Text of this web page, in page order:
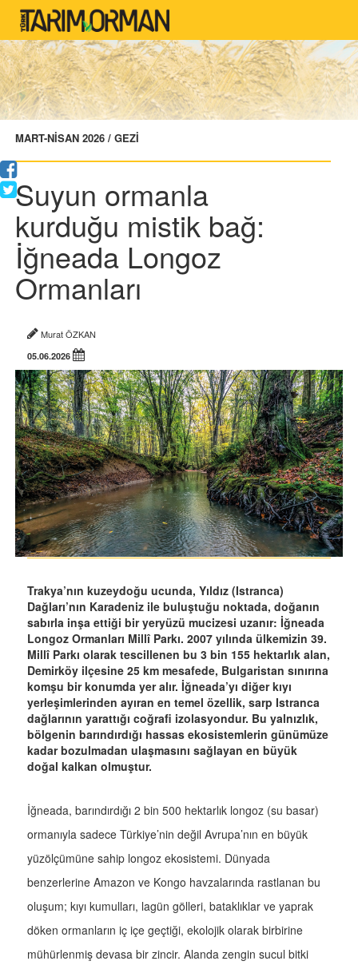
MART-NİSAN 2026 / GEZİ
Suyun ormanla
kurduğu mistik bağ:
İğneada Longoz
Ormanları
Murat ÖZKAN
05.06.2026
Trakya’nın kuzeydoğu ucunda, Yıldız (Istranca)
Dağları’nın Karadeniz ile buluştuğu noktada, doğanın
sabırla inşa ettiği bir yeryüzü mucizesi uzanır: İğneada
Longoz Ormanları Millî Parkı. 2007 yılında ülkemizin 39.
Millî Parkı olarak tescillenen bu 3 bin 155 hektarlık alan,
Demirköy ilçesine 25 km mesafede, Bulgaristan sınırına
komşu bir konumda yer alır. İğneada’yı diğer kıyı
yerleşimlerinden ayıran en temel özellik, sarp Istranca
dağlarının yarattığı coğrafi izolasyondur. Bu yalnızlık,
bölgenin barındırdığı hassas ekosistemlerin günümüze
kadar bozulmadan ulaşmasını sağlayan en büyük
doğal kalkan olmuştur.
İğneada, barındırdığı 2 bin 500 hektarlık longoz (su basar)
ormanıyla sadece Türkiye’nin değil Avrupa’nın en büyük
yüzölçümüne sahip longoz ekosistemi. Dünyada
benzerlerine Amazon ve Kongo havzalarında rastlanan bu
oluşum; kıyı kumulları, lagün gölleri, bataklıklar ve yaprak
döken ormanların iç içe geçtiği, ekolojik olarak birbirine
mühürlenmiş devasa bir zincir. Alanda zengin sucul bitki